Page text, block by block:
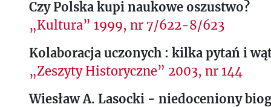
Czy Polska kupi naukowe oszustwo?
„Kultura” 1999, nr 7/622-8/623
Kolaboracja uczonych : kilka pytań i
„Zeszyty Historyczne” 2003, nr 144
Wiesław A. Lasocki - niedoceniony